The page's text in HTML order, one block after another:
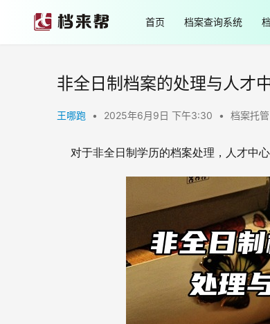
首页 档案查询系统
非全日制档案的处理与人才
王哪跑 • 2025年6月9日 下午3:30 • 档案托管
对于非全日制学历的档案处理，人才中心